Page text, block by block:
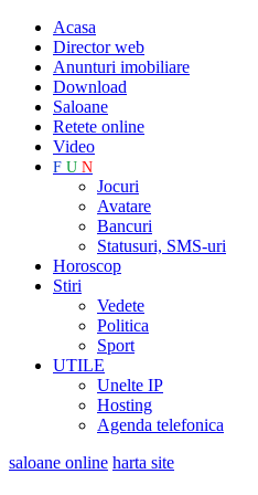
Acasa
Director web
Anunturi imobiliare
Download
Saloane
Retete online
Video
F U N
Jocuri
Avatare
Bancuri
Statusuri, SMS-uri
Horoscop
Stiri
Vedete
Politica
Sport
UTILE
Unelte IP
Hosting
Agenda telefonica
saloane online harta site